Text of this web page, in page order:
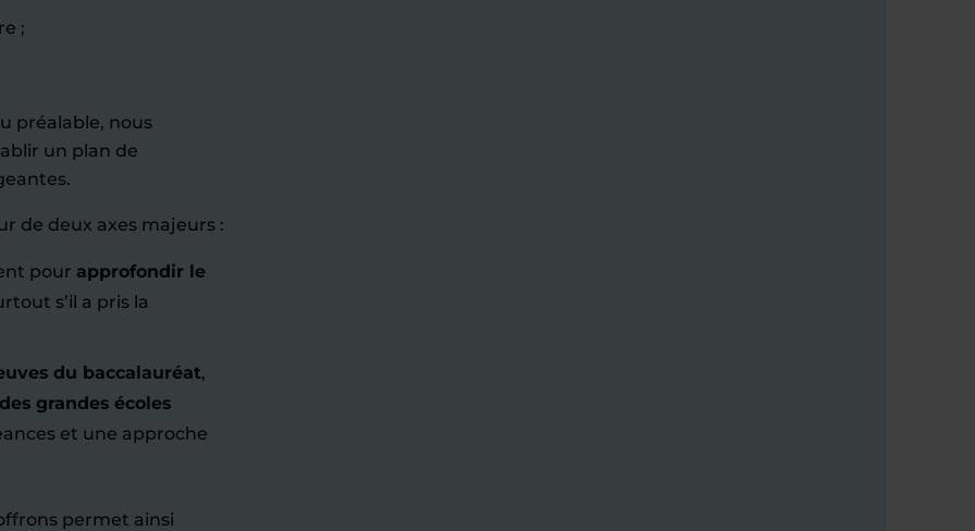
;
préalable, nous
un plan de
de deux axes majeurs :
pour approfondir le
s’il a pris la
du baccalauréat,
grandes écoles
et une approche
permet ainsi